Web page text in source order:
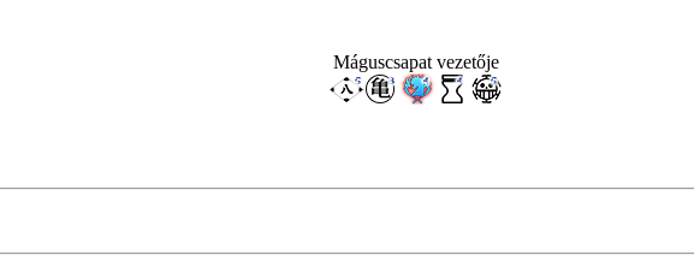
Máguscsapat vezetője